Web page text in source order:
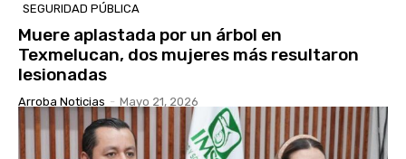
SEGURIDAD PÚBLICA
Muere aplastada por un árbol en
Texmelucan, dos mujeres más resultaron
lesionadas
Arroba Noticias - Mayo 21, 2026